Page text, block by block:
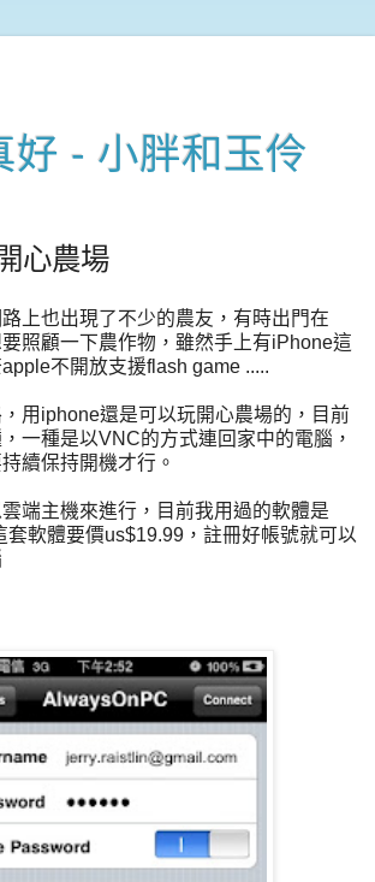
好 - 小胖和玉伶
心農場
上也出現了不少的農友，有時出門在
照顧一下農作物，雖然手上有iPhone這
不開放支援flash game .....
用iphone還是可以玩開心農場的，目前
一種是以VNC的方式連回家中的電腦，
續保持開機才行。
端主機來進行，目前我用過的軟體是
套軟體要價us$19.99，註冊好帳號就可以